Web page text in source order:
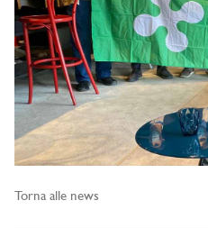
Torna alle news